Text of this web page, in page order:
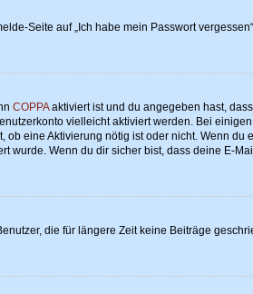
Seite auf „Ich habe mein Passwort
COPPAaktiviert ist und du angegeben hast,
vielleicht aktiviert werden. Bei
eine Aktivierung nötig ist oder nicht. Wenn du
wurde. Wenn du dir sicher bist, dass deine E-
die für längere Zeit keine Beiträge